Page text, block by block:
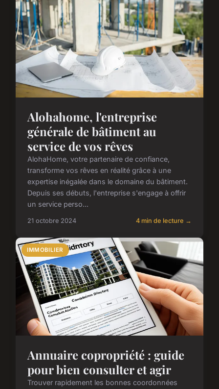
Alohahome, l'entreprise
générale de bâtiment au
service de vos rêves
AlohaHome, votre partenaire de confiance,
transforme vos rêves en réalité grâce à une
expertise inégalée dans le domaine du bâtiment.
Depuis ses débuts, l'entreprise s'engage à offrir
un service perso...
21 octobre 2024 4 min de lecture →
IMMOBILIER
Annuaire copropriété : guide
pour bien consulter et agir
Trouver rapidement les bonnes coordonnées